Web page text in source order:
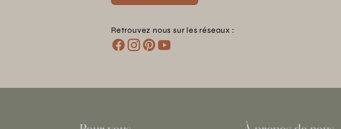
Retrouvez nous sur les réseaux :